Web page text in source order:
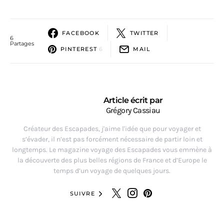
6
Partages
FACEBOOK TWITTER
PINTEREST 6 MAIL
Article écrit par
Grégory Cassiau
Créateur des Escapades, j'aime l'idée que pour voyager et
s’évader, il n’est pas forcément nécessaire de partir loin et
longtemps. Le magazine voyage des Escapades vous emmène à
la découverte des plus belles régions de France et d’Europe le
temps d’un voyage de quelques jours.
SUIVRE